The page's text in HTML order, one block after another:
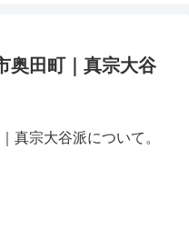
奥田町｜真宗大谷
真宗大谷派について。